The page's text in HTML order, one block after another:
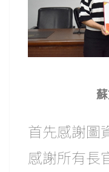
首先感謝圖
感謝所有長